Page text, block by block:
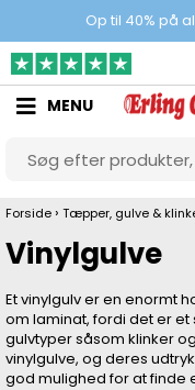
Op til 40% på
MENU
Forside › Tæpper, gulve &
Vinylgulve
Et vinylgulv er en enormt
om laminat, fordi det er
gulvtyper såsom klinker
vinylgulve, og deres
god mulighed for at finde